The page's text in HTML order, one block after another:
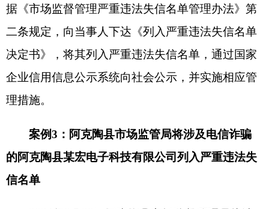
（20240830002），阿克陶县某宏电子科技有限公
司自2022年6月15日至7月12日期间，利用其对公账
万元，进出账交易对手账户410个，资金即进即
出、交易对手分散，调查核实该公司为空壳公司，
在注册地无实际经营活动。涉及11起电信诈骗案
阿克陶县市场监督管理局依据《市场监督管理严重
违法失信名单管理办法》第二条规定，向当事人下
达《列入严重违法失信名单决定书》，将其列入严